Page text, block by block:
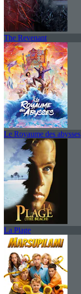
The Revenant
Le Royaume des abysses
La Plage